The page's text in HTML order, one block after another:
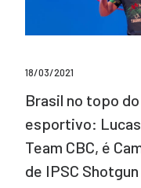
18/03/2021
Brasil no topo
esportivo:
Team CBC, é
de IPSC